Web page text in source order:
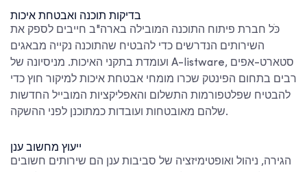
בדיקות תוכנה ואבטחת איכות
כֹּל חברת פיתוח התוכנה המובילה בארה"ב חייבים לספק את
השירותים הנדרשים כדי להבטיח שהתוכנה נקייה מבאגים
ועומדת בתקני האיכות. מניסיונה של A-listware, סטארט-אפים
רבים בתחום הפינטק שכרו מומחי אבטחת איכות למיקור חוץ כדי
להבטיח שפלטפורמות התשלום והאפליקציות המובייל החדשות
שלהם מאובטחות ועובדות כמתוכנן לפני ההשקה.
ייעוץ מחשוב ענן
הגירה, ניהול ואופטימיזציה של סביבות ענן הם שירותים חשובים